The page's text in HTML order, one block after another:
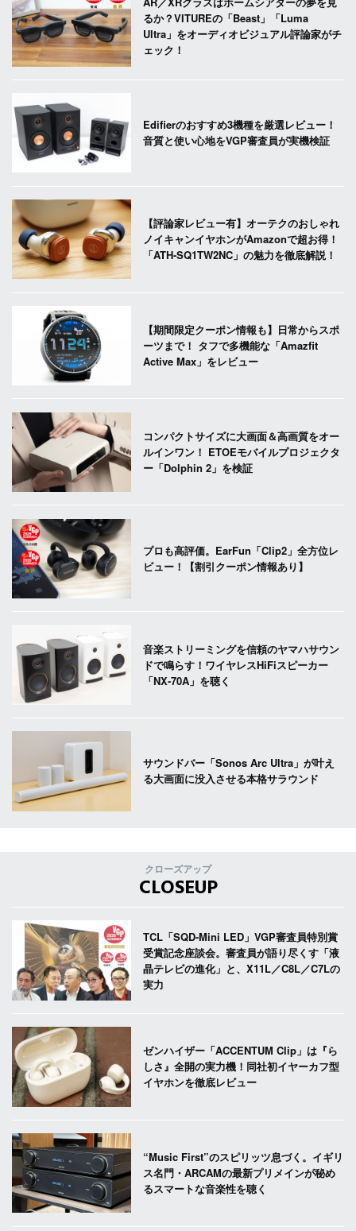
るか？VITUREの「Beast」「Luma
Ultra」をオーディオビジュアル評論家がチ
ェック！
Edifierのおすすめ3機種を厳選レビュー！
音質と使い心地をVGP審査員が実機検証
【評論家レビュー有】オーテクのおしゃれ
ノイキャンイヤホンがAmazonで超お得！
「ATH-SQ1TW2NC」の魅力を徹底解説！
【期間限定クーポン情報も】日常からスポ
ーツまで！ タフで多機能な「Amazfit
Active Max」をレビュー
コンパクトサイズに大画面＆高画質をオー
ルインワン！ ETOEモバイルプロジェクタ
ー「Dolphin 2」を検証
プロも高評価。EarFun「Clip2」全方位レ
ビュー！【割引クーポン情報あり】
音楽ストリーミングを信頼のヤマハサウン
ドで鳴らす！ワイヤレスHiFiスピーカー
「NX-70A」を聴く
サウンドバー「Sonos Arc Ultra」が叶え
る大画面に没入させる本格サラウンド
クローズアップ
CLOSEUP
TCL「SQD-Mini LED」VGP審査員特別賞
受賞記念座談会。審査員が語り尽くす「液
晶テレビの進化」と、X11L／C8L／C7Lの
実力
ゼンハイザー「ACCENTUM Clip」は『ら
しさ』全開の実力機！同社初イヤーカフ型
イヤホンを徹底レビュー
“Music First”のスピリッツ息づく。イギリ
ス名門・ARCAMの最新プリメインが秘め
るスマートな音楽性を聴く